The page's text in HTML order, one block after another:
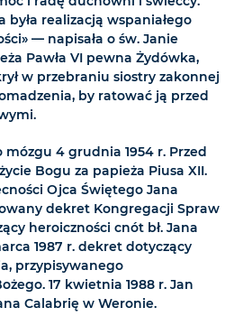
była realizacją wspaniałego
— napisała o św. Janie
Pawła VI pewna Żydówka,
w przebraniu siostry zakonnej
by ratować ją przed
4 grudnia 1954 r. Przed
Bogu za papieża Piusa XII.
Ojca Świętego Jana
dekret Kongregacji Spraw
heroiczności cnót bł. Jana
1987 r. dekret dotyczący
przypisywanego
17 kwietnia 1988 r. Jan
Calabrię w Weronie.